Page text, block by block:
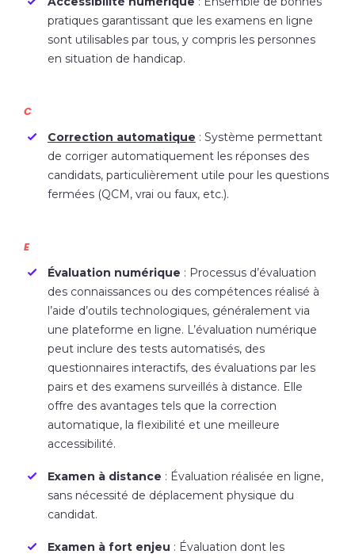
pratiques garantissant que les examens en ligne
sont utilisables par tous, y compris les personnes
en situation de handicap.
C
Correction automatique : Système permettant
de corriger automatiquement les réponses des
candidats, particulièrement utile pour les questions
fermées (QCM, vrai ou faux, etc.).
E
Évaluation numérique : Processus d’évaluation
des connaissances ou des compétences réalisé à
l’aide d’outils technologiques, généralement via
une plateforme en ligne. L’évaluation numérique
peut inclure des tests automatisés, des
questionnaires interactifs, des évaluations par les
pairs et des examens surveillés à distance. Elle
offre des avantages tels que la correction
automatique, la flexibilité et une meilleure
accessibilité.
Examen à distance : Évaluation réalisée en ligne,
sans nécessité de déplacement physique du
candidat.
Examen à fort enjeu : Évaluation dont les